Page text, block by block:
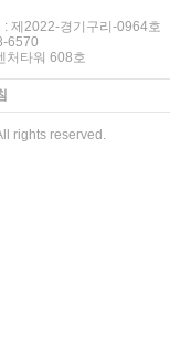
제2022-경기구리-0964호
6570
처타워 608호
rights reserved.